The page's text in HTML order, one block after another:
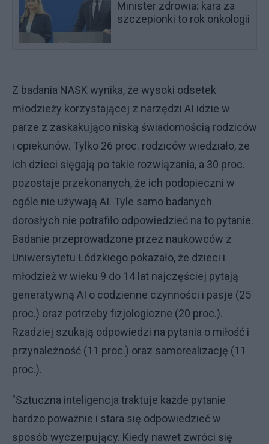
Minister zdrowia: kara za
szczepionki to rok onkologii
Z badania NASK wynika, że wysoki odsetek
młodzieży korzystającej z narzędzi AI idzie w
parze z zaskakująco niską świadomością rodziców
i opiekunów. Tylko 26 proc. rodziców wiedziało, że
ich dzieci sięgają po takie rozwiązania, a 30 proc.
pozostaje przekonanych, że ich podopieczni w
ogóle nie używają AI. Tyle samo badanych
dorosłych nie potrafiło odpowiedzieć na to pytanie.
Badanie przeprowadzone przez naukowców z
Uniwersytetu Łódzkiego pokazało, że dzieci i
młodzież w wieku 9 do 14 lat najczęściej pytają
generatywną AI o codzienne czynności i pasje (25
proc.) oraz potrzeby fizjologiczne (20 proc.).
Rzadziej szukają odpowiedzi na pytania o miłość i
przynależność (11 proc.) oraz samorealizację (11
proc.).
"Sztuczna inteligencja traktuje każde pytanie
bardzo poważnie i stara się odpowiedzieć w
sposób wyczerpujący. Kiedy nawet zwróci się